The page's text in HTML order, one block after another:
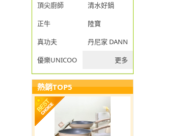
頂尖廚師
清水好鍋
正牛
陸寶
真功夫
丹尼家 DANNY JIA
優樂UNICOOK
更多
熱銷TOP5